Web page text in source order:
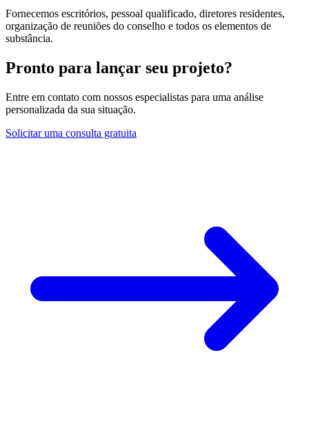
Fornecemos escritórios, pessoal qualificado, diretores residentes,
organização de reuniões do conselho e todos os elementos de
substância.
Pronto para lançar seu projeto?
Entre em contato com nossos especialistas para uma análise
personalizada da sua situação.
Solicitar uma consulta gratuita